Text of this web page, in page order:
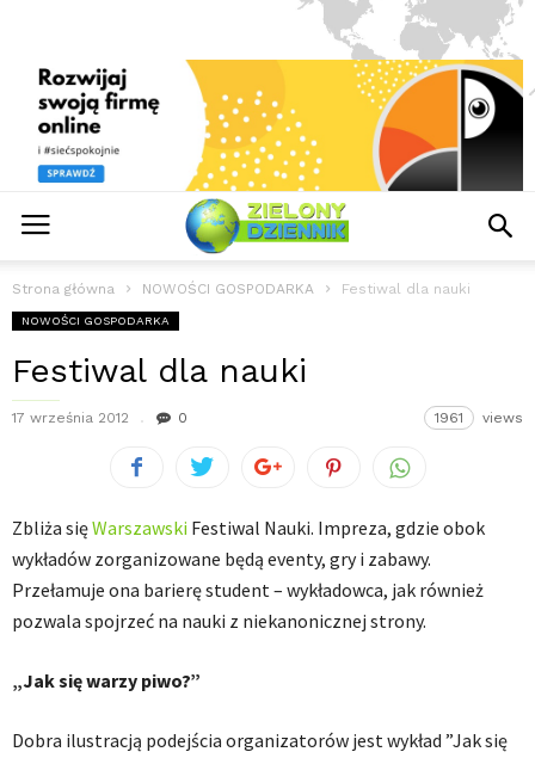
Strona główna NOWOŚCI GOSPODARKA Festiwal dla nauki
NOWOŚCI GOSPODARKA
Festiwal dla nauki
17 września 2012 0 1961 views
Zbliża sięWarszawski Festiwal Nauki. Impreza, gdzie obok
wykładów zorganizowane będą eventy, gry i zabawy.
Przełamuje ona barierę student – wykładowca, jak również
pozwala spojrzeć na nauki z niekanonicznej strony.
„Jak się warzy piwo?”
Dobra ilustracją podejścia organizatorów jest wykład ”Jak się